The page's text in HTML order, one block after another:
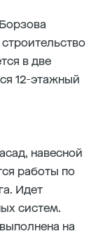
в две
12-этажный
навесной
работы по
Идет
систем.
на